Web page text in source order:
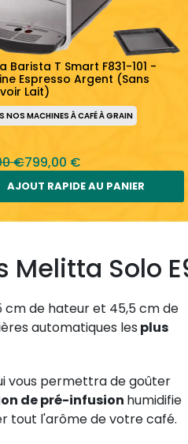
Barista T Smart F831-101 -
Espresso Argent (Sans
Lait)
NOS MACHINES À CAFÉ À GRAIN
€799,00 €
AJOUT RAPIDE AU PANIER
Solo
cm de hateur et 45,5 cm de
automatiques les plus
vous permettra de goûter
de pré-infusion humidifie
tout l'arôme de votre café.